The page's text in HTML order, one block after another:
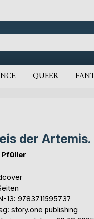
QUEER
der
Pfüller
13: 9783711595737
story.one publishing